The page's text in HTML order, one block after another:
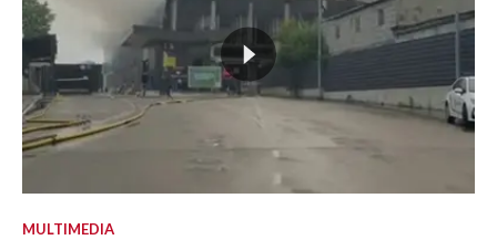
MULTIMEDIA